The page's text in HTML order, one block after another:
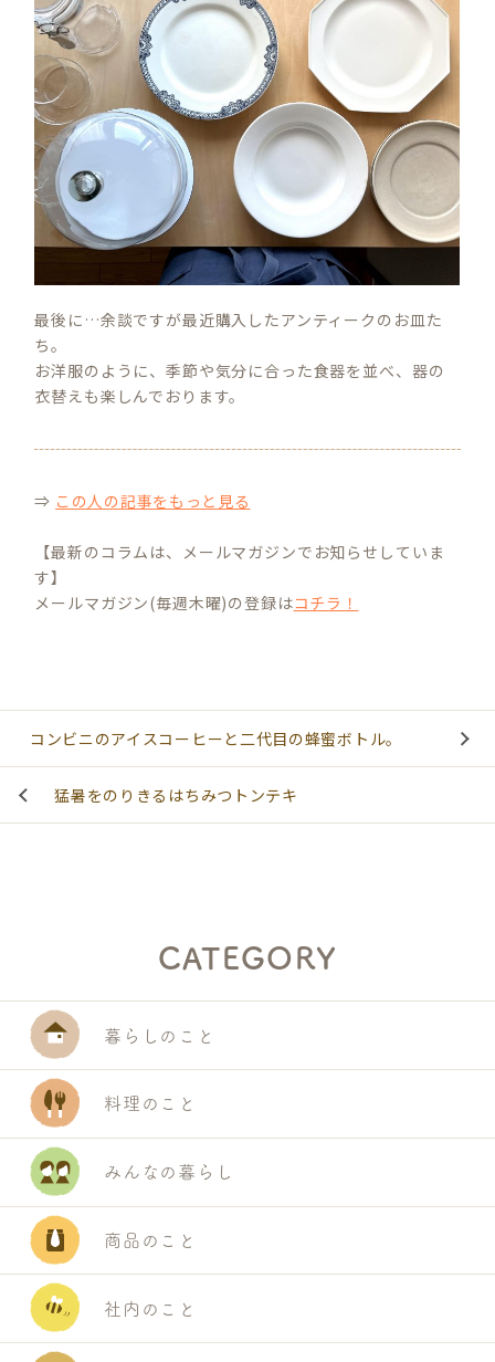
最後に…余談ですが最近購入したアンティークのお皿た
ち。
お洋服のように、季節や気分に合った食器を並べ、器の
衣替えも楽しんでおります。
⇒ この人の記事をもっと見る
【最新のコラムは、メールマガジンでお知らせしていま
す】
メールマガジン(毎週木曜)の登録はコチラ！
コンビニのアイスコーヒーと二代目の蜂蜜ボトル。
猛暑をのりきるはちみつトンテキ
CATEGORY
暮らしのこと
料理のこと
みんなの暮らし
商品のこと
社内のこと